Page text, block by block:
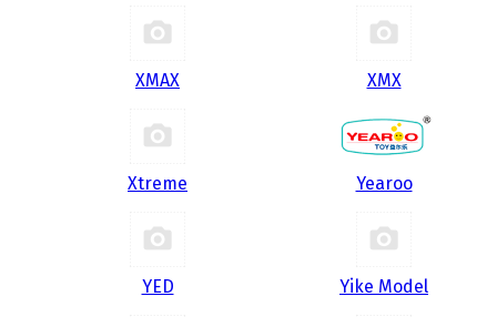
XMAX XMX
Xtreme Yearoo
YED Yike Model